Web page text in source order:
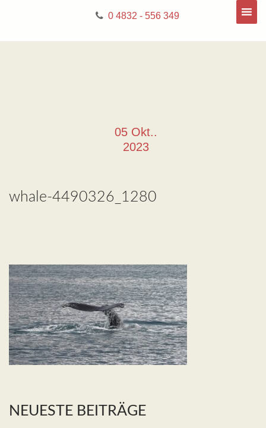
0 4832 - 556 349
05 Okt..
2023
whale-4490326_1280
NEUESTE BEITRÄGE